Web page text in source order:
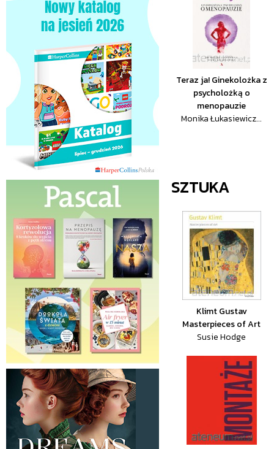
Teraz ja! Ginekolożka z
psycholożką o
menopauzie
Monika Łukasiewicz...
SZTUKA
Klimt Gustav
Masterpieces of Art
Susie Hodge